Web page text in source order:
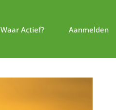
Waar Actief? Aanmelden